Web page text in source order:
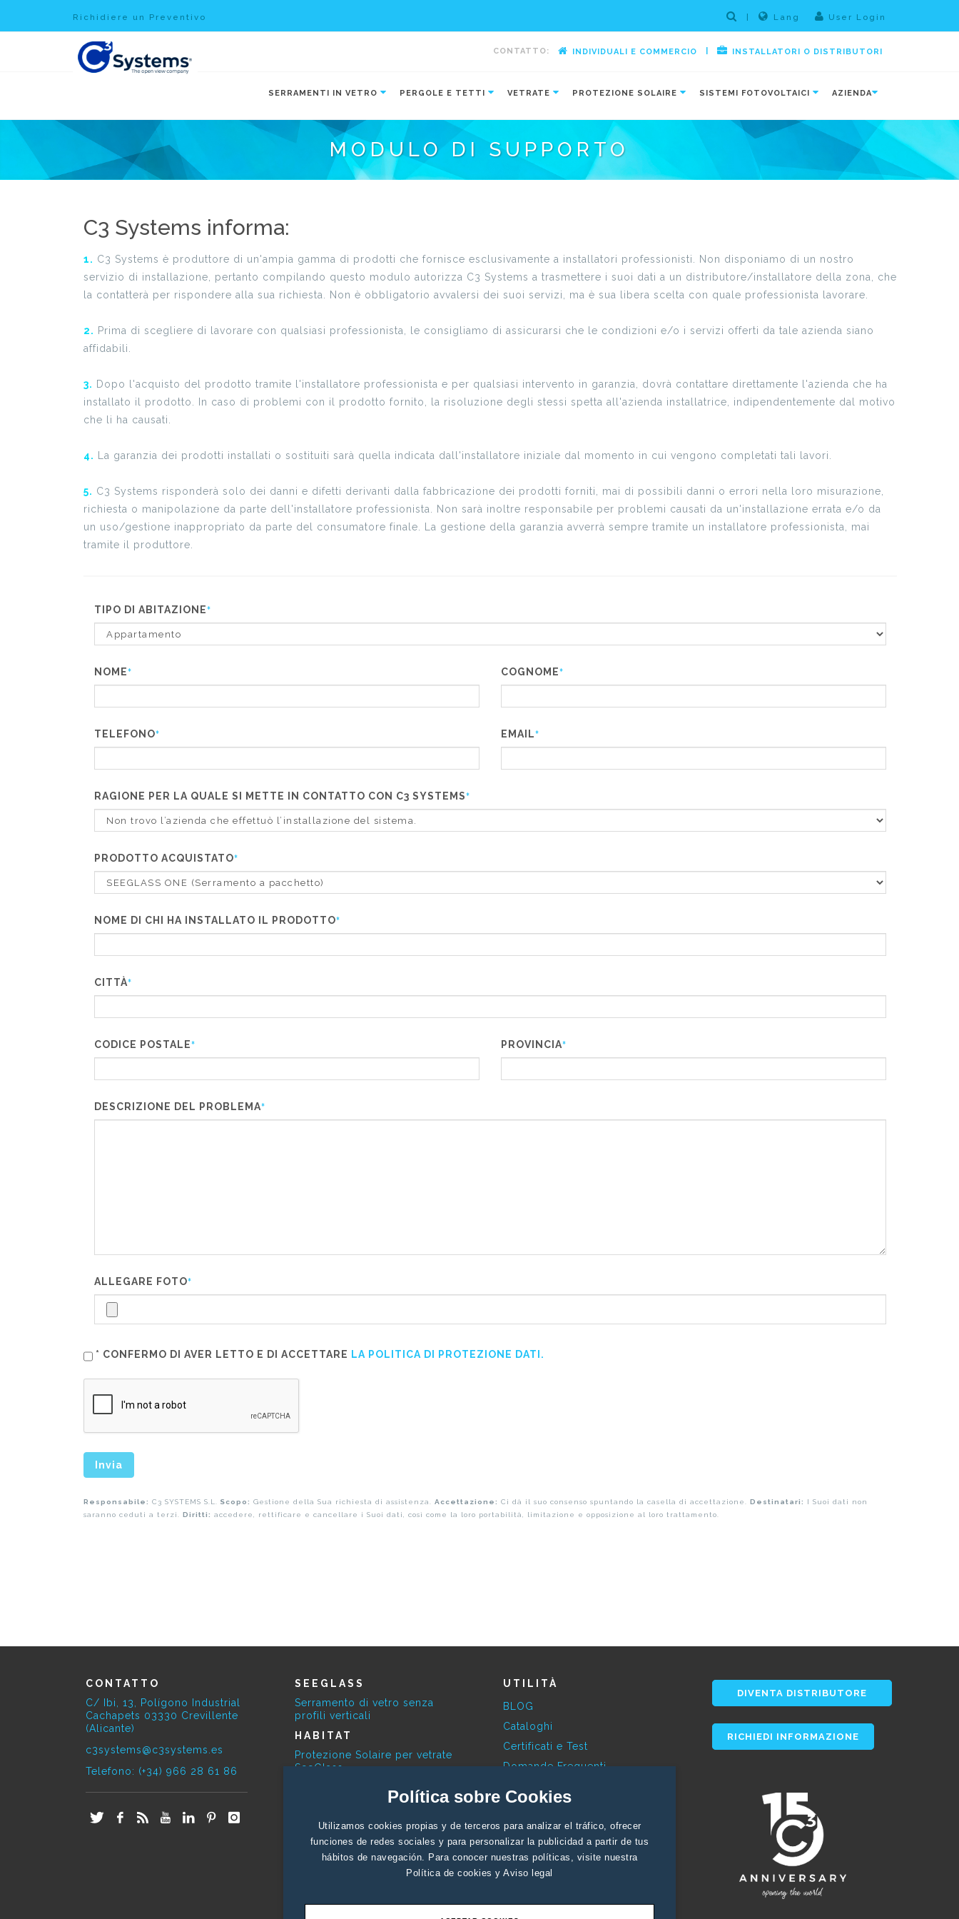
Política sobre Cookies
Utilizamos cookies propias y de terceros para analizar el tráfico, ofrecer
funciones de redes sociales y para personalizar la publicidad a partir de tus
hábitos de navegación. Para conocer nuestras políticas, visite nuestra
Política de cookiesyAviso legal
Richidiere un Preventivo User Login
Lang
CONTATTO: INDIVIDUALI E COMMERCIO INSTALLATORI O DISTRIBUTORI
SERRAMENTI IN VETRO PERGOLE E TETTI VETRATE PROTEZIONE SOLAIRE SISTEMI FOTOVOLTAICI AZIENDA
MODULO DI SUPPORTO
C3 Systems informa:
1. C3 Systems è produttore di un'ampia gamma di prodotti che fornisce esclusivamente a installatori professionisti. Non disponiamo di un nostro
servizio di installazione, pertanto compilando questo modulo autorizza C3 Systems a trasmettere i suoi dati a un distributore/installatore della zona, che
la contatterà per rispondere alla sua richiesta. Non è obbligatorio avvalersi dei suoi servizi, ma è sua libera scelta con quale professionista lavorare.
2. Prima di scegliere di lavorare con qualsiasi professionista, le consigliamo di assicurarsi che le condizioni e/o i servizi offerti da tale azienda siano
affidabili.
3. Dopo l'acquisto del prodotto tramite l'installatore professionista e per qualsiasi intervento in garanzia, dovrà contattare direttamente l'azienda che ha
installato il prodotto. In caso di problemi con il prodotto fornito, la risoluzione degli stessi spetta all'azienda installatrice, indipendentemente dal motivo
che li ha causati.
4. La garanzia dei prodotti installati o sostituiti sarà quella indicata dall'installatore iniziale dal momento in cui vengono completati tali lavori.
5. C3 Systems risponderà solo dei danni e difetti derivanti dalla fabbricazione dei prodotti forniti, mai di possibili danni o errori nella loro misurazione,
richiesta o manipolazione da parte dell'installatore professionista. Non sarà inoltre responsabile per problemi causati da un'installazione errata e/o da
un uso/gestione inappropriato da parte del consumatore finale. La gestione della garanzia avverrà sempre tramite un installatore professionista, mai
tramite il produttore.
TIPO DI ABITAZIONE*
NOME* COGNOME*
TELEFONO* EMAIL*
RAGIONE PER LA QUALE SI METTE IN CONTATTO CON C3 SYSTEMS*
PRODOTTO ACQUISTATO*
NOME DI CHI HA INSTALLATO IL PRODOTTO*
CITTÀ*
CODICE POSTALE* PROVINCIA*
DESCRIZIONE DEL PROBLEMA*
ALLEGARE FOTO*
* CONFERMO DI AVER LETTO E DI ACCETTARE LA POLITICA DI PROTEZIONE DATI.
Invia
Responsabile: C3 SYSTEMS S.L. Scopo: Gestione della Sua richiesta di assistenza. Accettazione: Ci dà il suo consenso spuntando la casella di accettazione. Destinatari:
I Suoi dati non
saranno ceduti a terzi. Diritti: accedere, rettificare e cancellare i Suoi dati, così come la loro portabilità, limitazione e opposizione al loro trattamento.
CONTATTO
C/ Ibi, 13, Polígono Industrial
Cachapets 03330 Crevillente
(Alicante)
c3systems@c3systems.es
Telefono: (+34) 966 28 61 86
SEEGLASS
Serramento di vetro senza
profili verticali
HABITAT
Protezione Solaire per vetrate
SeeGlass
E-ORBITA
Impianti fotovoltaici
UTILITÀ
BLOG
Cataloghi
Certificati e Test
Domande Frequenti
Contatto Professionale
Contatto Particolare
Supporto
DIVENTA DISTRIBUTORE
RICHIEDI INFORMAZIONE